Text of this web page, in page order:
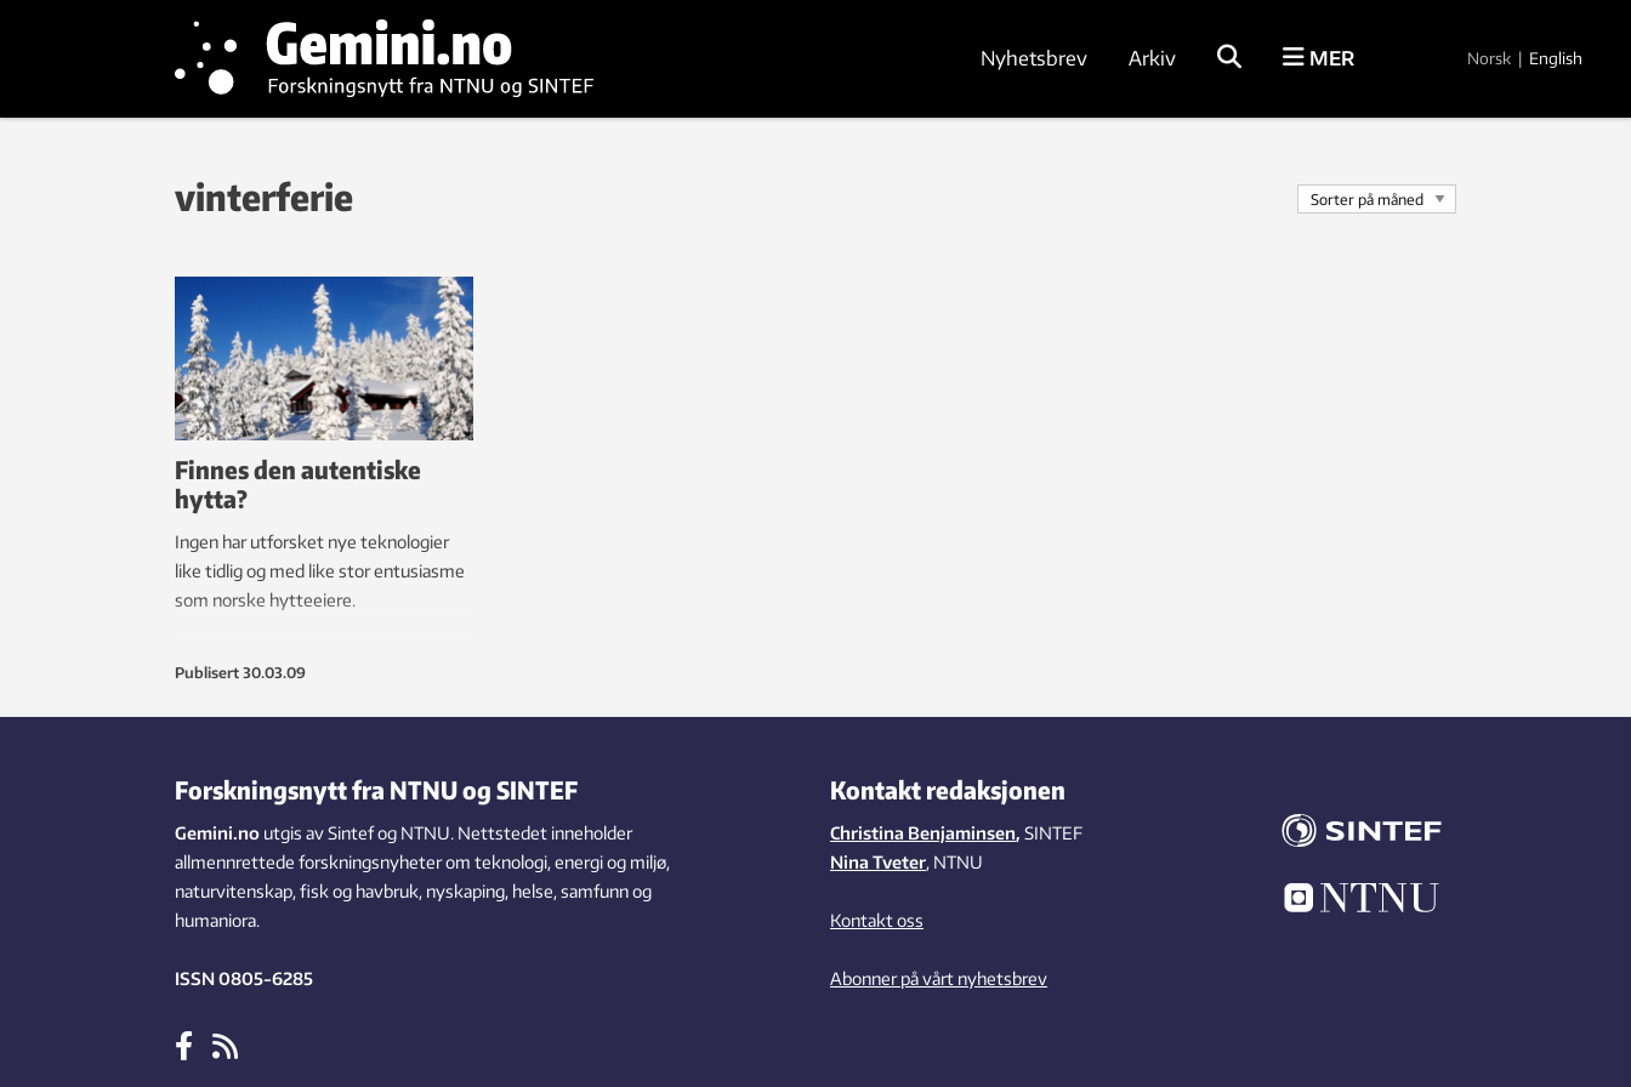
Nyhetsbrev Arkiv MER Norsk | English
vinterferie
Finnes den autentiske
hytta?
Ingen har utforsket nye teknologier
like tidlig og med like stor entusiasme
som norske hytteeiere.
Publisert 30.03.09
Forskningsnytt fra NTNU og SINTEF
Gemini.no utgis av Sintef og NTNU. Nettstedet inneholder
allmennrettede forskningsnyheter om teknologi, energi og miljø,
naturvitenskap, fisk og havbruk, nyskaping, helse, samfunn og
humaniora.
ISSN 0805-6285
Kontakt redaksjonen
Christina Benjaminsen, SINTEF
Nina Tveter, NTNU
Kontakt oss
Abonner på vårt nyhetsbrev